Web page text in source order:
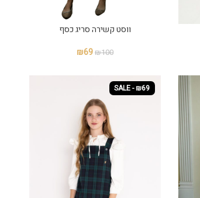
ווסט קשירה סריג כסף
₪100
₪69
SALE - ₪69